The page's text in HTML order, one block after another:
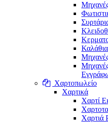
Χαρτοπωλείο
Χαρτικά
Χαρτί
Χαρτιά